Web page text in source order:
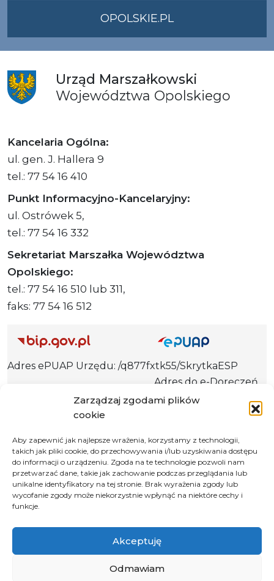
Zarządzaj zgodami plików
cookie
Aby zapewnić jak najlepsze wrażenia, korzystamy z technologii,
takich jak pliki cookie, do przechowywania i/lub uzyskiwania dostępu
do informacji o urządzeniu. Zgoda na te technologie pozwoli nam
przetwarzać dane, takie jak zachowanie podczas przeglądania lub
unikalne identyfikatory na tej stronie. Brak wyrażenia zgody lub
wycofanie zgody może niekorzystnie wpłynąć na niektóre cechy i
funkcje.
Akceptuję
Odmawiam
OPOLSKIE.PL
Urząd Marszałkowski
Województwa Opolskiego
Kancelaria Ogólna:
ul. gen. J. Hallera 9
tel.: 77 54 16 410
Punkt Informacyjno-Kancelaryjny:
ul. Ostrówek 5,
tel.: 77 54 16 332
Sekretariat Marszałka Województwa
Opolskiego:
tel.: 77 54 16 510 lub 311,
faks: 77 54 16 512
Adres ePUAP Urzędu: /q877fxtk55/SkrytkaESP
Adres do e-Doręczeń
Urzędu: AE:PL-66703-73759-IGTUV-14
Polityka prywatności
Klauzula informacyjna RODO
Deklaracja dostępności
Instrukcja obsługi BIP